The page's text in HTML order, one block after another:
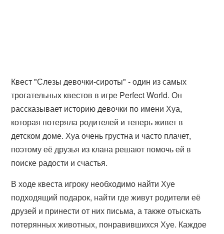
Квест "Слезы девочки-сироты" - один из самых
трогательных квестов в игре Perfect World. Он
рассказывает историю девочки по имени Хуа,
которая потеряла родителей и теперь живет в
детском доме. Хуа очень грустна и часто плачет,
поэтому её друзья из клана решают помочь ей в
поиске радости и счастья.
В ходе квеста игроку необходимо найти Хуе
подходящий подарок, найти где живут родители её
друзей и принести от них письма, а также отыскать
потерянных животных, понравившихся Хуе. Каждое